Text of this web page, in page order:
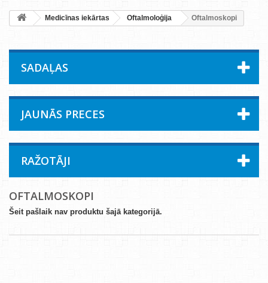
Medicīnas iekārtas Oftalmoloģija Oftalmoskopi
SADAĻAS
JAUNĀS PRECES
RAŽOTĀJI
OFTALMOSKOPI
Šeit pašlaik nav produktu šajā kategorijā.